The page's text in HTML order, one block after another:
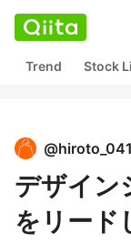
Trend Stock
@
デザイン
をリード